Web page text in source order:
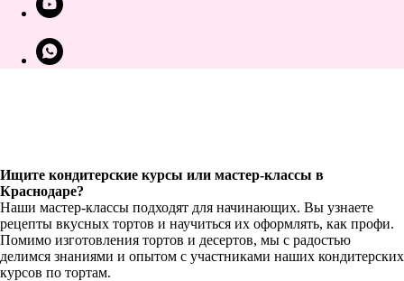
Ищите кондитерские курсы или мастер-классы в
Краснодаре?
Наши мастер-классы подходят для начинающих. Вы узнаете
рецепты вкусных тортов и научиться их оформлять, как профи.
Помимо изготовления тортов и десертов, мы с радостью
делимся знаниями и опытом с участниками наших кондитерских
курсов по тортам.